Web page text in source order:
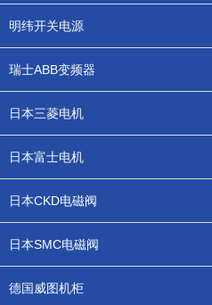
明纬开关电源
瑞士ABB变频器
日本三菱电机
日本富士电机
日本CKD电磁阀
日本SMC电磁阀
德国威图机柜